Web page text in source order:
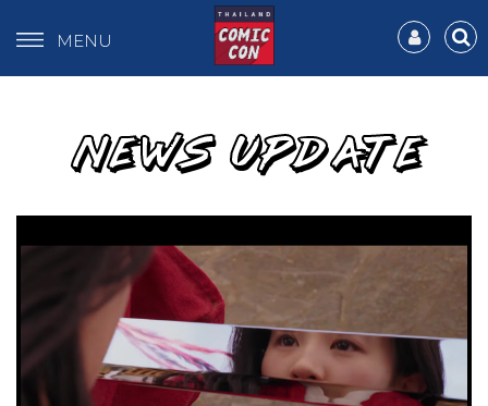
MENU
NEWS UPDATE